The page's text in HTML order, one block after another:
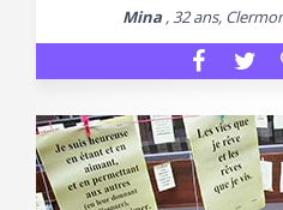
Mina , 32 ans,